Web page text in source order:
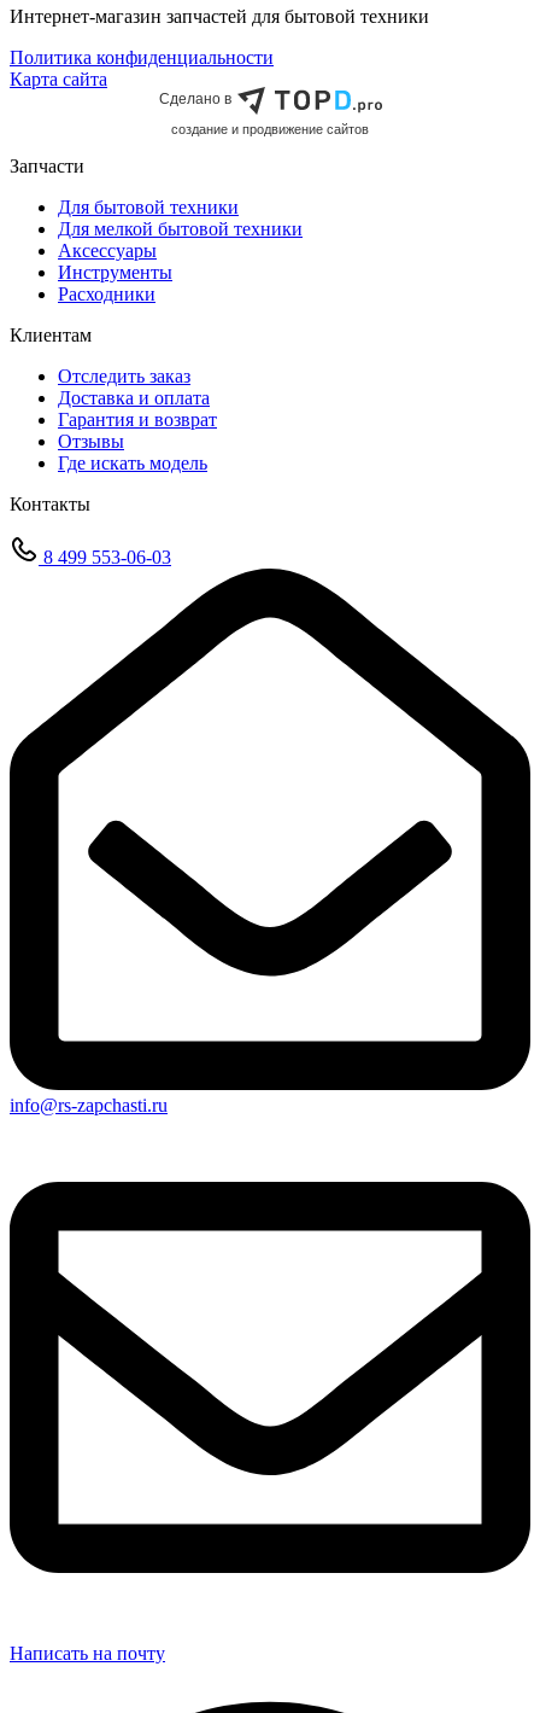
Интернет-магазин запчастей для бытовой техники
Политика конфиденциальности
Карта сайта
Сделано в
cоздание и продвижение сайтов
Запчасти
Для бытовой техники
Для мелкой бытовой техники
Аксессуары
Инструменты
Расходники
Клиентам
Отследить заказ
Доставка и оплата
Гарантия и возврат
Отзывы
Где искать модель
Контакты
8 499 553-06-03
info@rs-zapchasti.ru
Написать на почту